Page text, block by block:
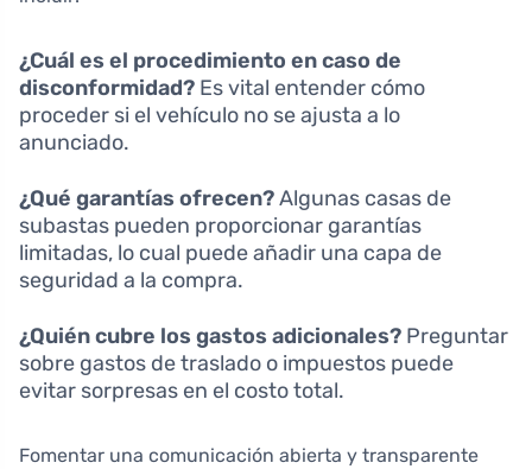
¿Cuál es el procedimiento en caso de
disconformidad? Es vital entender cómo
proceder si el vehículo no se ajusta a lo
anunciado.
¿Qué garantías ofrecen?Algunas casas de
subastas pueden proporcionar garantías
limitadas, lo cual puede añadir una capa de
seguridad a la compra.
¿Quién cubre los gastos adicionales? Preguntar
sobre gastos de traslado o impuestos puede
evitar sorpresas en el costo total.
Fomentar una comunicación abierta y transparente